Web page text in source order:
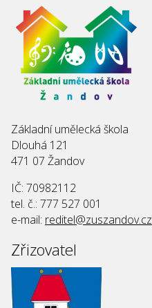
Základní umělecká škola
Dlouhá 121
471 07 Žandov
IČ: 70982112
tel. č.: 777 527 001
e-mail: reditel@zuszandov.cz
Zřizovatel